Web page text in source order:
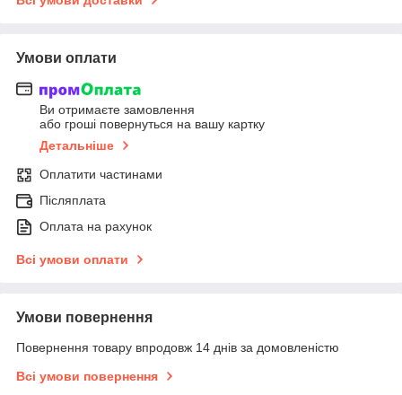
Умови оплати
Ви отримаєте замовлення
або гроші повернуться на вашу картку
Детальніше
Оплатити частинами
Післяплата
Оплата на рахунок
Всі умови оплати
Умови повернення
Повернення товару впродовж 14 днів за домовленістю
Всі умови повернення